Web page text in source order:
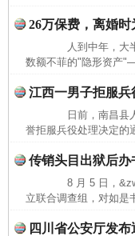
26万保费，离婚时
人到中年，大半
数额不菲的"隐形资产
江西一男子拒服兵
日前，南昌县人
誉拒服兵役处理决定
传销头目出狱后
8 月 5 日，
立联合调查组，对如是
四川省公安厅发